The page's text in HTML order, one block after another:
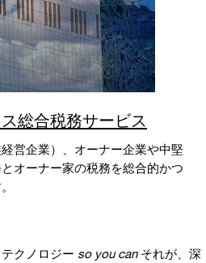
総合税務サービス
営企業）、オーナー企業や中堅
オーナー家の税務を総合的かつ
クノロジー so you can それが、深